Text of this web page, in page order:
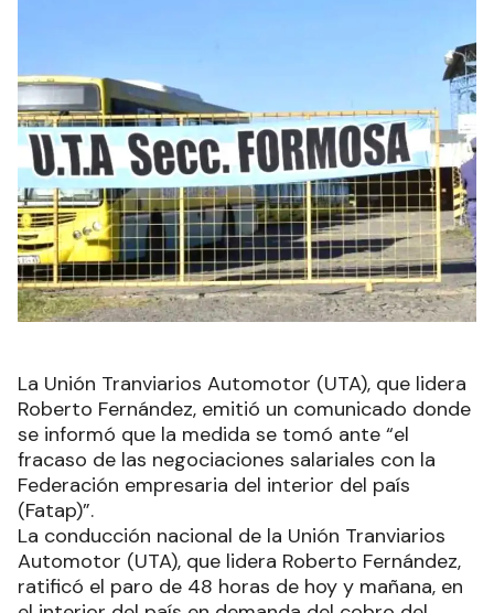
La Unión Tranviarios Automotor (UTA), que lidera
Roberto Fernández, emitió un comunicado donde
se informó que la medida se tomó ante “el
fracaso de las negociaciones salariales con la
Federación empresaria del interior del país
(Fatap)”.
La conducción nacional de la Unión Tranviarios
Automotor (UTA), que lidera Roberto Fernández,
ratificó el paro de 48 horas de hoy y mañana, en